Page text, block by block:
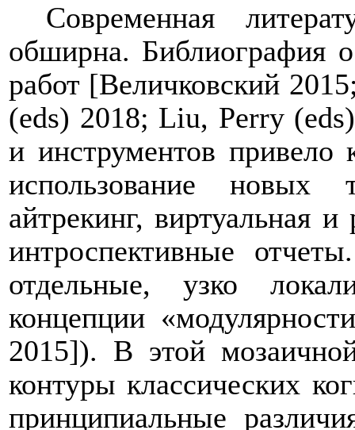
Современная
обширна. Библиография
работ [Величковский
(eds) 2018; Liu, Perry
и инструментов привело
использование новых
айтрекинг, виртуальная
интроспективные
отдельные, узко
концепции
2015]). В этой
контуры классических
принципиальные